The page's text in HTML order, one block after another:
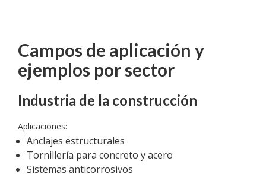
Campos de aplicación y
ejemplos por sector
Industria de la construcción
Aplicaciones:
Anclajes estructurales
Tornillería para concreto y acero
Sistemas anticorrosivos